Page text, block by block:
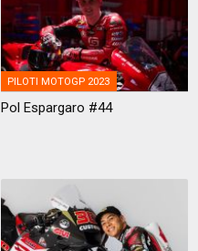
PILOTI MOTOGP 2023
Pol Espargaro #44